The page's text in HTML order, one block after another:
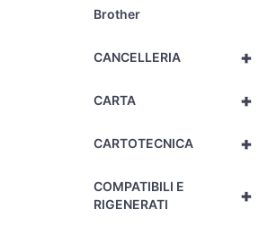
Brother
+
CANCELLERIA
+
CARTA
+
CARTOTECNICA
+
COMPATIBILI E
RIGENERATI